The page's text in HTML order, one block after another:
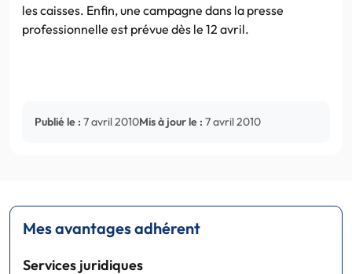
les caisses. Enfin, une campagne dans la presse
professionnelle est prévue dès le 12 avril.
Publié le : 7 avril 2010Mis à jour le : 7 avril 2010
Mes avantages adhérent
Services juridiques